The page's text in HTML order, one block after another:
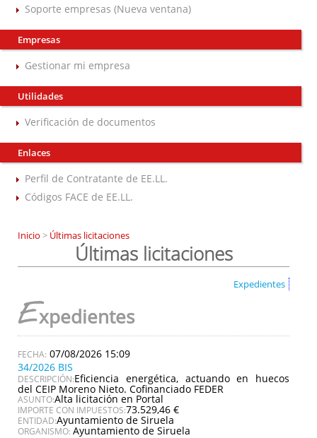
Soporte empresas (Nueva ventana)
Empresas
Gestionar mi empresa
Utilidades
Verificación de documentos
Enlaces
Perfil de Contratante de EE.LL.
Códigos FACE de EE.LL.
Inicio > Últimas licitaciones
Últimas licitaciones
Expedientes
Expedientes
07/08/2026 15:09
34/2026 BIS
DESCRIPCIÓN:Eficiencia energética, actuando en huecos
del CEIP Moreno Nieto. Cofinanciado FEDER
ASUNTO:Alta licitación en Portal
IMPORTE CON IMPUESTOS:73.529,46 €
ENTIDAD:Ayuntamiento de Siruela
ORGANISMO: Ayuntamiento de Siruela